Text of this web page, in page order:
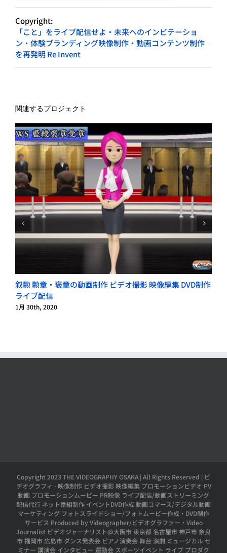
Copyright:
「こと」をライブ配信せよ・未来へのインビテーショ
ン・体験ブランディング映像制作・動画コンテンツ制作
を再発明 Re Invent
関連するプロジェクト
叙勲 勲章・褒章の動画制作 ビデオ撮影 映像編集 DVD制作
ライブ配信
1月 30th, 2020
Copyright 2023 THE VIDEOGRAPHY OSAKA | All Rights Reserved | ビ
デオグラフィ - 映像制作 ビデオ撮影 映像編集 プロモーションビデオ PV
動画 プロモーションムービー PR映像 ライブ配信/動画ストリーミング
配信代行 ネット番組制作 イベントDVD作成 動画コマース/デジタル動画
マーケティング フォトスライドショー/フォトムービー作成・DVD制作
サービス Produced by Videographer/ビデオグラファー・Video
Journalist ビデオジャーナリスト@大阪市 東京都 名古屋市 神戸市 奈良
市 福岡市 広島市 ダンス発表会 ピアノ演奏会 舞台 演劇 ミュージカル セ
ミナー 講演会 インタビュー 運動会 スポーツイベント ライブ プロダク